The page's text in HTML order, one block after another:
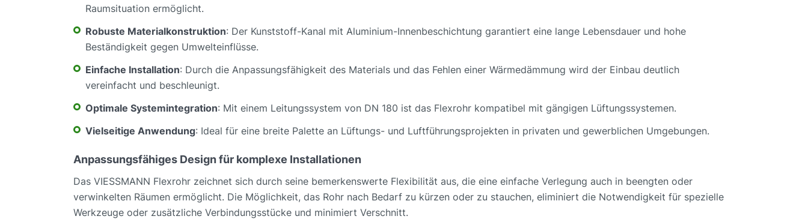
Raumsituation ermöglicht.
Robuste Materialkonstruktion: Der Kunststoff-Kanal mit Aluminium-Innenbeschichtung garantiert eine lange Lebensdauer und hohe
Beständigkeit gegen Umwelteinflüsse.
Einfache Installation: Durch die Anpassungsfähigkeit des Materials und das Fehlen einer Wärmedämmung wird der Einbau deutlich
vereinfacht und beschleunigt.
Optimale Systemintegration: Mit einem Leitungssystem von DN 180 ist das Flexrohr kompatibel mit gängigen Lüftungssystemen.
Vielseitige Anwendung: Ideal für eine breite Palette an Lüftungs- und Luftführungsprojekten in privaten und gewerblichen Umgebungen.
Anpassungsfähiges Design für komplexe Installationen
Das VIESSMANN Flexrohr zeichnet sich durch seine bemerkenswerte Flexibilität aus, die eine einfache Verlegung auch in beengten oder
verwinkelten Räumen ermöglicht. Die Möglichkeit, das Rohr nach Bedarf zu kürzen oder zu stauchen, eliminiert die Notwendigkeit für spezielle
Werkzeuge oder zusätzliche Verbindungsstücke und minimiert Verschnitt.